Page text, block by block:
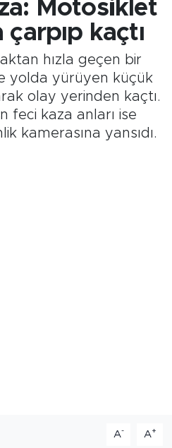
Motosiklet
çarpıp kaçtı
hızla geçen bir
yolda yürüyen küçük
olay yerinden kaçtı.
feci kaza anları ise
kamerasına yansıdı.
A- A+